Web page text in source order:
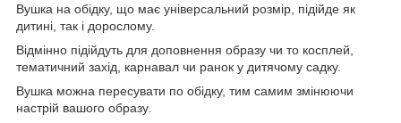
Вушка на обідку, що має універсальний розмір, підійде як
дитині, так і дорослому.
Відмінно підійдуть для доповнення образу чи то косплей,
тематичний захід, карнавал чи ранок у дитячому садку.
Вушка можна пересувати по обідку, тим самим змінюючи
настрій вашого образу.